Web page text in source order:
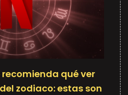
qué ver
zodiaco: estas son